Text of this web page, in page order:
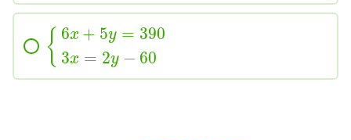
{ 6x + 5y = 390
3x = 2y − 60